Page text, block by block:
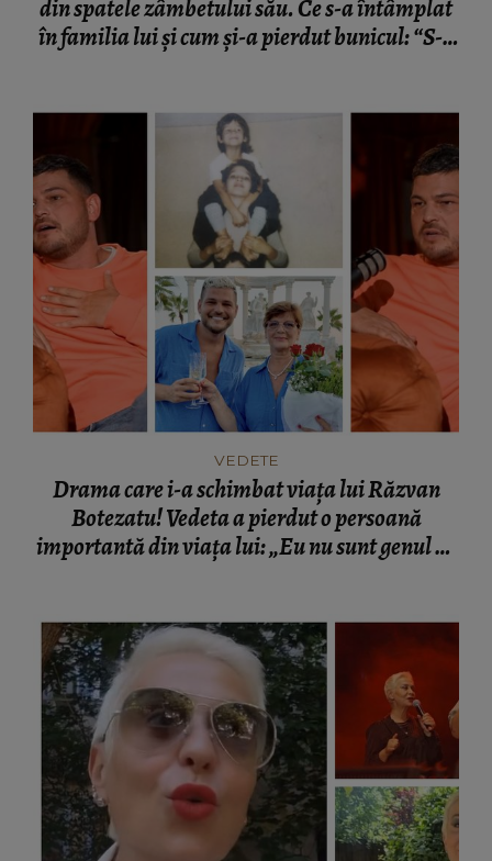
din spatele zâmbetului său. Ce s-a întâmplat
în familia lui și cum și-a pierdut bunicul: “S-a
VEDETE
Drama care i-a schimbat viața lui Răzvan
Botezatu! Vedeta a pierdut o persoană
importantă din viața lui: „Eu nu sunt genul de